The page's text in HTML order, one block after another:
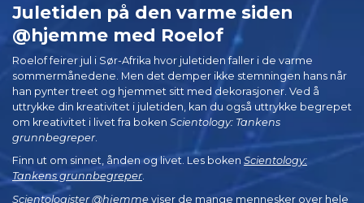
Juletiden på den varme siden
@hjemme med Roelof
Roelof feirer jul i Sør-Afrika hvor juletiden faller i de varme
sommermånedene. Men det demper ikke stemningen hans når
han pynter treet og hjemmet sitt med dekorasjoner. Ved å
uttrykke din kreativitet i juletiden, kan du også uttrykke begrepet
om kreativitet i livet fra boken Scientology: Tankens
grunnbegreper.
Finn ut om sinnet, ånden og livet. Les boken Scientology:
Tankens grunnbegreper.
Scientologister @hjemme viser de mange mennesker over hele